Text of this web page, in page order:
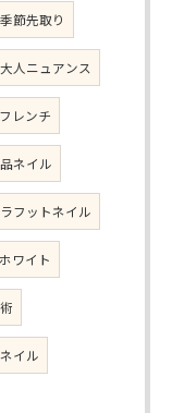
季節先取り
大人ニュアンス
レンチ
品ネイル
フットネイル
ワイト
イル